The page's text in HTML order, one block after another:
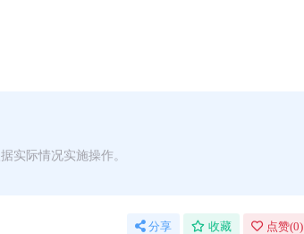
实际情况实施操作。
分享 收藏 点赞(0)